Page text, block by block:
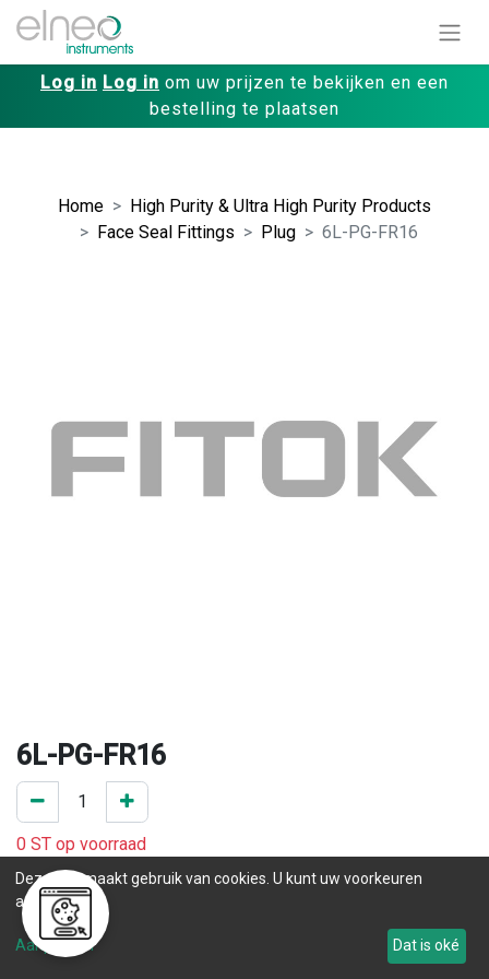
Log in Log in om uw prijzen te bekijken en een
bestelling te plaatsen
Home
High Purity & Ultra High Purity Products
Face Seal Fittings
Plug 6L-PG-FR16
6L-PG-FR16
0 ST op voorraad
.
Levertijd
Tot 178
Deze site maakt gebruik van cookies. U kunt uw voorkeuren
aanpassen.
Aanpassen Dat is oké